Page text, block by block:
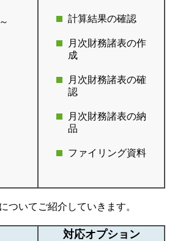
計算結果の確認
月次財務諸表の作
成
月次財務諸表の確
認
月次財務諸表の納
品
ファイリング資料
ついてご紹介していきます。
対応オプション